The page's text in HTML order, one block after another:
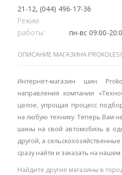
21-12, (044) 496-17-36
Режим
работы:
пн-вс 09:00-
ОПИСАНИЕ МАГАЗИНА
Интернет-магазин шин
направления компании
целое, упрощая процесс
на любую технику. Теперь Вам
шины на свой автомобиль в
другой, а
сразу найти и заказать на нашем
Найдите другие магазины в